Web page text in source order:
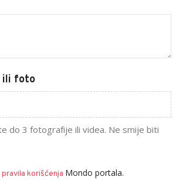
ili foto
do 3 fotografije ili videa. Ne smije biti
pravila korišćenja Mondo portala.